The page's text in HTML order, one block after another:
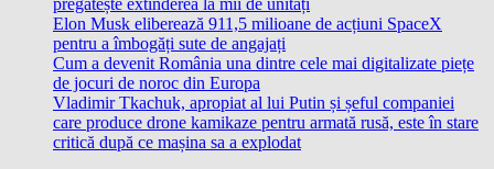
Elon Musk eliberează 911,5 milioane de acțiuni SpaceX
pentru a îmbogăți sute de angajați
Cum a devenit România una dintre cele mai digitalizate piețe
de jocuri de noroc din Europa
Vladimir Tkachuk, apropiat al lui Putin și șeful companiei
care produce drone kamikaze pentru armată rusă, este în stare
critică după ce mașina sa a explodat